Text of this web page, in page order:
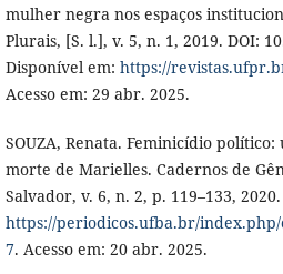
mulher negra nos espaços
Plurais, [S. l.], v. 5, n. 1, 2019. DOI:
Disponível em: https://
Acesso em: 29 abr. 2025.
SOUZA, Renata. Feminicídio
morte de Marielles. Cadernos de
Salvador, v. 6, n. 2, p. 119–133,
https://periodicos.ufba.br/
7. Acesso em: 20 abr. 2025.